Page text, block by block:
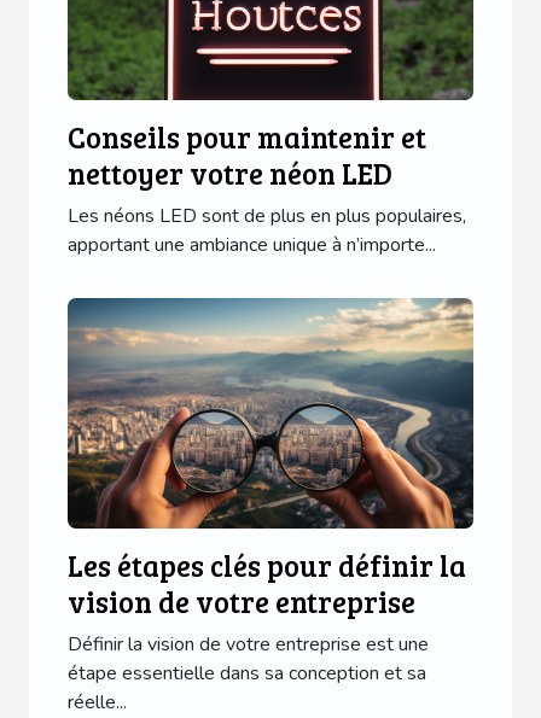
Conseils pour maintenir et
nettoyer votre néon LED
Les néons LED sont de plus en plus populaires,
apportant une ambiance unique à n’importe...
Les étapes clés pour définir la
vision de votre entreprise
Définir la vision de votre entreprise est une
étape essentielle dans sa conception et sa
réelle...